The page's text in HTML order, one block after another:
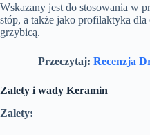
Wskazany jest do stosowania w
stóp, a także jako profilaktyka dla
grzybicą.
Przeczytaj: Recenzja
Zalety i wady Keramin
Zalety: